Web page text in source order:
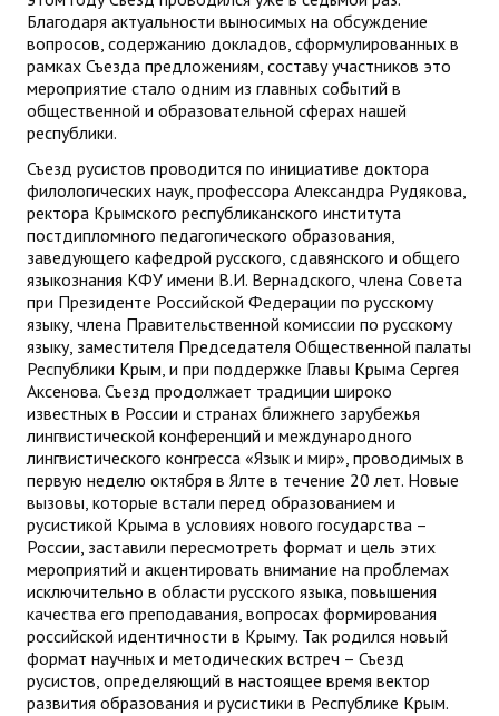
Благодаря актуальности выносимых на обсуждение
вопросов, содержанию докладов, сформулированных в
рамках Съезда предложениям, составу участников это
мероприятие стало одним из главных событий в
общественной и образовательной сферах нашей
республики.
Съезд русистов проводится по инициативе доктора
филологических наук, профессора Александра Рудякова,
ректора Крымского республиканского института
постдипломного педагогического образования,
заведующего кафедрой русского, сдавянского и общего
языкознания КФУ имени В.И. Вернадского, члена Совета
при Президенте Российской Федерации по русскому
языку, члена Правительственной комиссии по русскому
языку, заместителя Председателя Общественной палаты
Республики Крым, и при поддержке Главы Крыма Сергея
Аксенова. Съезд продолжает традиции широко
известных в России и странах ближнего зарубежья
лингвистической конференций и международного
лингвистического конгресса «Язык и мир», проводимых в
первую неделю октября в Ялте в течение 20 лет. Новые
вызовы, которые встали перед образованием и
русистикой Крыма в условиях нового государства –
России, заставили пересмотреть формат и цель этих
мероприятий и акцентировать внимание на проблемах
исключительно в области русского языка, повышения
качества его преподавания, вопросах формирования
российской идентичности в Крыму. Так родился новый
формат научных и методических встреч – Съезд
русистов, определяющий в настоящее время вектор
развития образования и русистики в Республике Крым.